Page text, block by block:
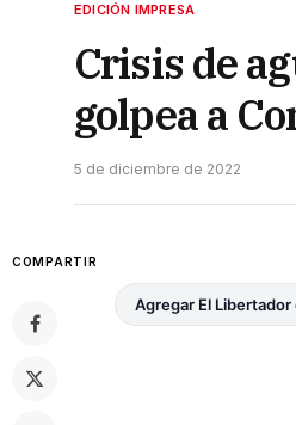
EDICIÓN IMPRESA
Crisis de
golpea a
5 de diciembre de 2022
COMPARTIR
Agregar El Libertador